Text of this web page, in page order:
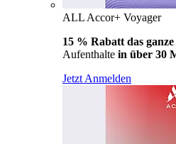
ALL Accor+ Voyager
15 % Rabatt das
Aufenthalte in über 30
Jetzt Anmelden